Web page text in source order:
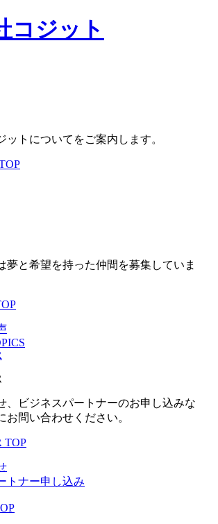
ットについてをご案内します。
夢と希望を持った仲間を募集していま
、ビジネスパートナーのお申し込みな
お問い合わせください。
TOP
トナー申し込み